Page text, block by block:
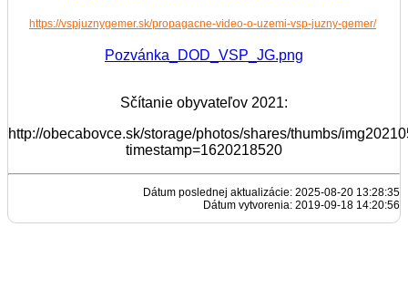
https://vspjuznygemer.sk/propagacne-video-o-uzemi-vsp-juzny-gemer/
Pozvánka_DOD_VSP_JG.png
Sčítanie obyvateľov 2021:
http://obecabovce.sk/storage/photos/shares/thumbs/
timestamp=1620218520
Dátum poslednej aktualizácie: 2025-08-20 13:28:35
Dátum vytvorenia: 2019-09-18 14:20:56